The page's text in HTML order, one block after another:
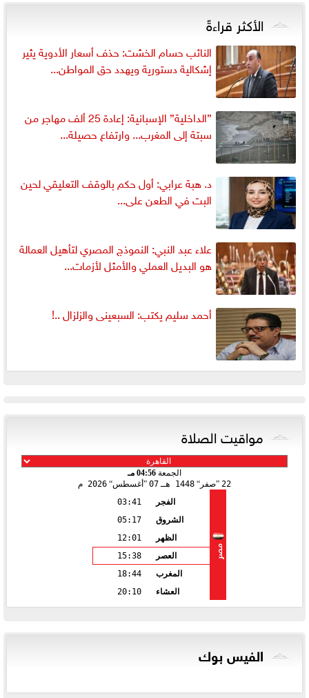
الأكثر قراءةً
النائب حسام الخشت: حذف أسعار الأدوية يثير
إشكالية دستورية ويهدد حق المواطن...
”الداخلية” الإسبانية: إعادة 25 ألف مهاجر من
سبتة إلى المغرب... وارتفاع حصيلة...
د. هبة عرابي: أول حكم بالوقف التعليقي لحين
البت في الطعن على...
علاء عبد النبي: النموذج المصري لتأهيل العمالة
هو البديل العملي والأمثل لأزمات...
أحمد سليم يكتب: السبعينى والزلزال ..!
مواقيت الصلاة
الجمعة 04:56 مـ
22 صفر 1448 هـ 07 أغسطس 2026 م
مصر
الفجر
03:41
الشروق
05:17
الظهر
12:01
العصر
15:38
المغرب
18:44
العشاء
20:10
الفيس بوك